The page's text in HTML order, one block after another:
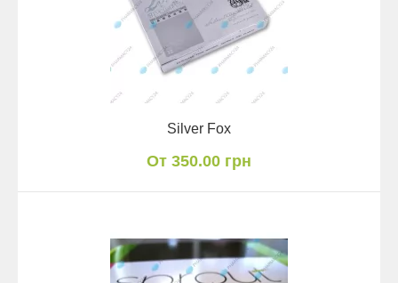
Silver Fox
От 350.00 грн